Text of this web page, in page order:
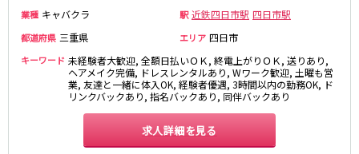
業種 キャバクラ 駅 近鉄四日市駅 四日市駅
都道府県 三重県 エリア 四日市
キーワード 未経験者大歓迎, 全額日払いＯＫ, 終電上がりＯＫ, 送りあり,
ヘアメイク完備, ドレスレンタルあり, Wワーク歓迎, 土曜も営
業, 友達と一緒に体入OK, 経験者優遇, 3時間以内の勤務OK, ド
リンクバックあり, 指名バックあり, 同伴バックあり
求人詳細を見る
四日市駅
名古屋市営地下鉄名城線
久屋大通駅
JR東海道本線(浜松～岐阜)